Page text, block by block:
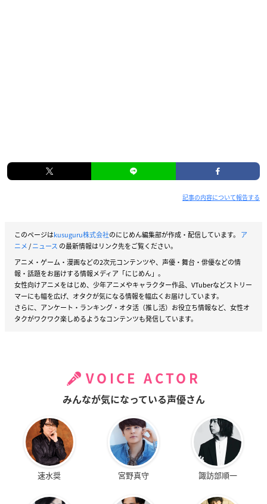
記事の内容について報告する
このページはkusuguru株式会社のにじめん編集部が作成・配信しています。 ア
ニメ/ニュース の最新情報はリンク先をご覧ください。
アニメ・ゲーム・漫画などの2次元コンテンツや、声優・舞台・俳優などの情
報・話題をお届けする情報メディア「にじめん」。
女性向けアニメをはじめ、少年アニメやキャラクター作品、VTuberなどストリー
マーにも幅を広げ、オタクが気になる情報を幅広くお届けしています。
さらに、アンケート・ランキング・オタ活（推し活）お役立ち情報など、女性オ
タクがワクワク楽しめるようなコンテンツも発信しています。
VOICE ACTOR
みんなが気になっている声優さん
速水奨 宮野真守 諏訪部順一